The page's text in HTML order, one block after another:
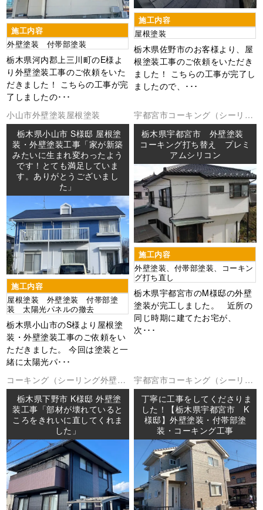
施工内容
外壁塗装 付帯部塗装
栃木県河内郡上三川町のE様よ
り外壁塗装工事のご依頼をいた
だきました！ こちらの工事が完
了しましたの･･･
施工内容
屋根塗装
栃木県佐野市のお客様より、屋
根塗装工事のご依頼をいただき
ました！ こちらの工事が完了し
ましたので、･･･
小山市外壁塗装屋根塗装
栃木県小山市 S様邸 屋根塗
装・外壁塗装工事「家が新築
みたいに生まれ変わったよう
です！とても満足していま
す。ありがとうございまし
た」
施工内容
屋根塗装 外壁塗装 付帯部塗
装 太陽光パネルの撤去
栃木県小山市のS様より屋根塗
装・外壁塗装工事のご依頼をい
ただきました。 今回は塗装と一
緒に太陽光パ･･･
宇都宮市コーキング（シーリン
グ外壁塗装防水工事
栃木県宇都宮市 外壁塗装
コーキング打ち替え プレミ
アムシリコン
施工内容
外壁塗装、付帯部塗装、コーキン
グ打ち直し
栃木県宇都宮市のM様邸の外壁
塗装が完工しました。 近所の
同じ時期に建てたお宅が、
次･･･
コーキング（シーリング外壁塗
装板金工事防水工事
栃木県下野市 K様邸 外壁塗
装工事「部材が壊れていると
ころをきれいに直してくれま
した」
宇都宮市コーキング（シーリン
グ外壁塗装防水工事
丁寧に工事をしてくださりま
した！【栃木県宇都宮市 K
様邸】外壁塗装・付帯部塗
装・コーキング工事